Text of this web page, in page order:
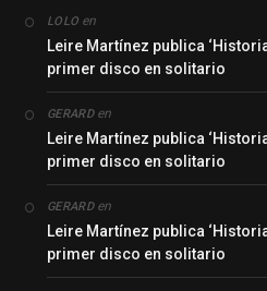
LOLO en
Leire Martínez publica
primer disco en solitario
GERARDen
Leire Martínez publica
primer disco en solitario
GERARDen
Leire Martínez publica
primer disco en solitario